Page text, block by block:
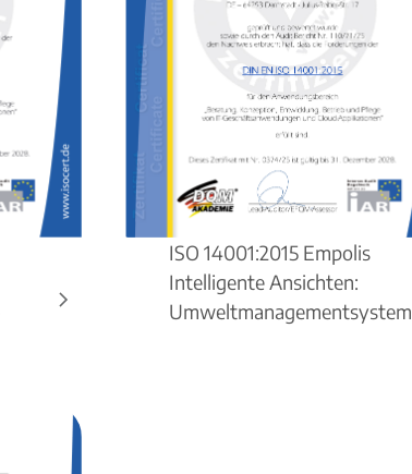
ISO 14001:2015 Empolis
Intelligente Ansichten:
Umweltmanagementsystem